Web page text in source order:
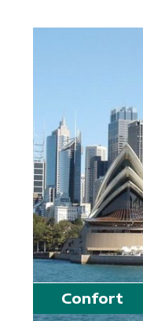
Confort